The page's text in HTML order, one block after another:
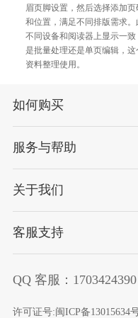
眉页脚设置，然后选择添加
和位置，满足不同排版需求
不同设备和阅读器上显示一
是批量处理还是单页编辑，
资料整理使用。
如何购买
服务与帮助
关于我们
客服支持
QQ 客服： 1703424390
许可证号:闽ICP备13015634